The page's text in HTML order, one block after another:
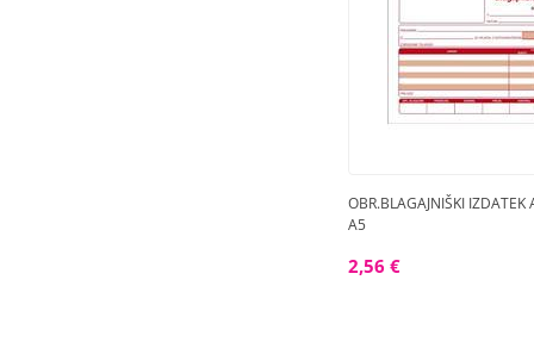
OBR.BLAGAJNIŠKI IZDATEK
A5
2,56 €